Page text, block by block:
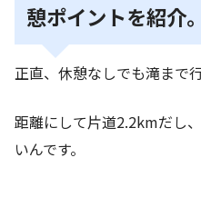
憩ポイントを紹介。
正直、休憩なしでも滝まで
距離にして片道2.2kmだし
いんです。